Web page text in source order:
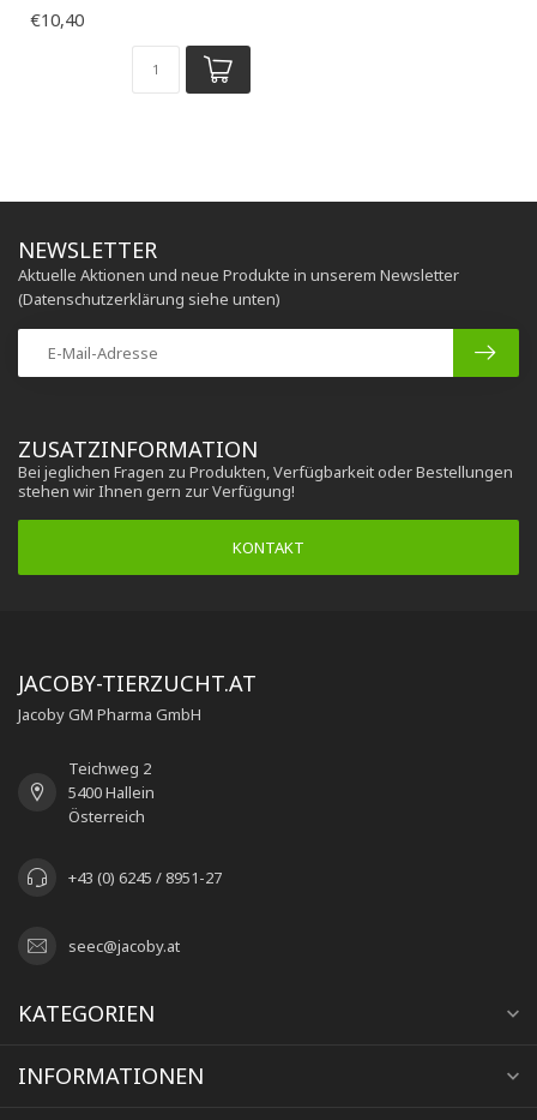
€10,40
ZUSATZINFORMATION
Bei jeglichen Fragen zu Produkten, Verfügbarkeit oder Bestellungen
stehen wir Ihnen gern zur Verfügung!
KONTAKT
NEWSLETTER
Aktuelle Aktionen und neue Produkte in unserem Newsletter
(Datenschutzerklärung siehe unten)
JACOBY-TIERZUCHT.AT
Jacoby GM Pharma GmbH
Teichweg 2
5400 Hallein
Österreich
+43 (0) 6245 / 8951-27
seec@jacoby.at
KATEGORIEN
INFORMATIONEN